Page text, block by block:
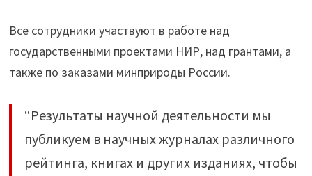
Все сотрудники участвуют в работе над
государственными проектами НИР, над грантами, а
также по заказами минприроды России.
“Результаты научной деятельности мы
публикуем в научных журналах различного
рейтинга, книгах и других изданиях, чтобы